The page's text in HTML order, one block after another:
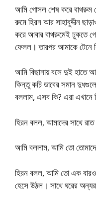
আমি গোসল শেষ করে বাথরুম
রুমে হিরন আর সাহাবুদ্দীন
করে আবার বাথরুমেই ঢুকতে
ফেলল। তারপর আমাকে টেনে
আমি বিছানায় বসে দুই হাতে
কিন্তু কচি ডাবের সমান
বললাম, এসব কি? এরা এখানে
হিরন বলল, আমাদের সাথে
আমি বললাম, আমি তো
হিরন বলল, আমি তো এক বারও
হেসে উঠল। সাথে ঘরের